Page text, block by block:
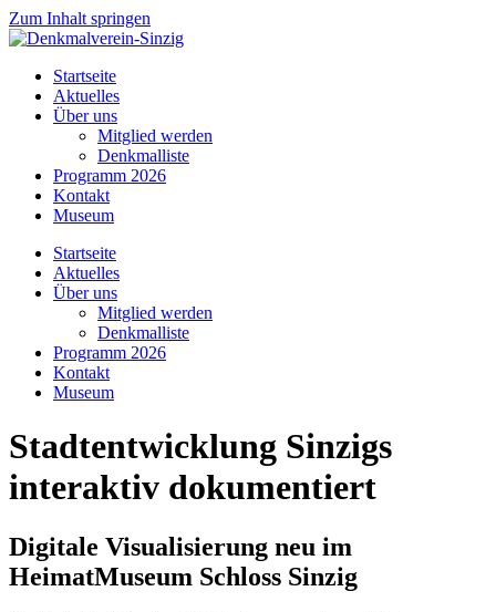
Zum Inhalt springen
Startseite
Aktuelles
Über uns
Mitglied werden
Denkmalliste
Programm 2026
Kontakt
Museum
Startseite
Aktuelles
Über uns
Mitglied werden
Denkmalliste
Programm 2026
Kontakt
Museum
Stadtentwicklung Sinzigs
interaktiv dokumentiert
Digitale Visualisierung neu im
HeimatMuseum Schloss Sinzig